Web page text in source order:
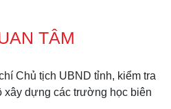
TÂM
Chủ tịch UBND tỉnh, kiểm tra
xây dựng các trường học biên